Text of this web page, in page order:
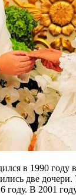
в 1990 году
две
году. В 2001